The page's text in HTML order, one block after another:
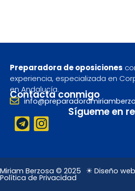
Preparadora de oposiciones
experiencia, especializada en
en Andalucía.
Contacta conmigo
Sígueme en
T
e
e
g
r
I
n
t
a
g
Miriam Berzosa © 2025 ☀ Diseño
Política de Privacidad